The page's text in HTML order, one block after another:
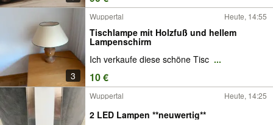
3
Wuppertal Heute, 14:55
Tischlampe mit Holzfuß und hellem
Lampenschirm
Ich verkaufe diese schöne Tisc ...
10 €
Wuppertal Heute, 14:25
2 LED Lampen **neuwertig**